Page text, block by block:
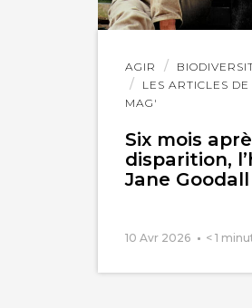
AGIR
LES ARTICLES
MAG'
Six mois
disparition,
Jane Goodall
10 Avr 2026 < 1
Lire
l'article